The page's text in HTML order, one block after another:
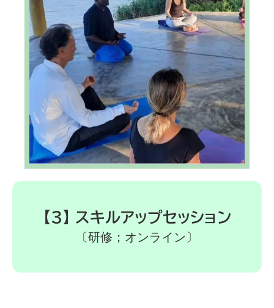
【3】 スキルアップセッション
〔研修；オンライン〕